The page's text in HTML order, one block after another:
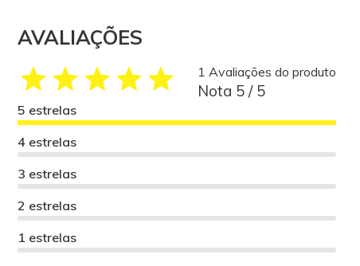
AVALIAÇÕES
1 Avaliações do produto
Nota 5 / 5
5 estrelas
4 estrelas
3 estrelas
2 estrelas
1 estrelas